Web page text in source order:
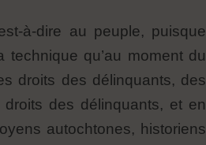
à-dire au peuple, puisque
technique qu’au moment du
droits des délinquants, des
des délinquants, et en
autochtones, historiens